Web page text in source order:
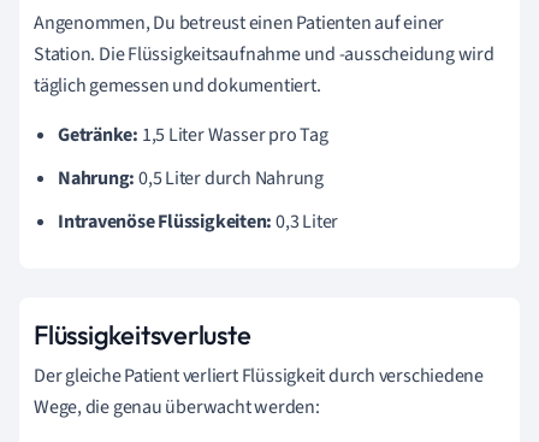
Angenommen, Du betreust einen Patienten auf einer
Station. Die Flüssigkeitsaufnahme und -ausscheidung wird
täglich gemessen und dokumentiert.
Getränke: 1,5 Liter Wasser pro Tag
Nahrung:0,5 Liter durch Nahrung
Intravenöse Flüssigkeiten:0,3 Liter
Flüssigkeitsverluste
Der gleiche Patient verliert Flüssigkeit durch verschiedene
Wege, die genau überwacht werden: